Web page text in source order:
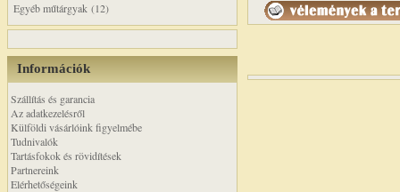
Egyéb műtárgyak (12)
Információk
Szállítás és garancia
Az adatkezelésről
Külföldi vásárlóink figyelmébe
Tudnivalók
Tartásfokok és rövidítések
Partnereink
Elérhetőségeink